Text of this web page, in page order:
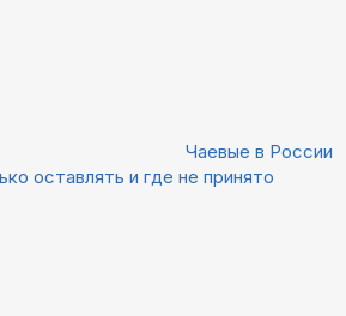
Чаевые в России
оставлять и где не принято